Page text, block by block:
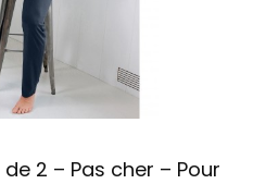
2 – Pas cher – Pour